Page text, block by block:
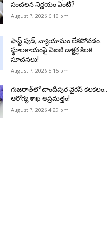
సంచలన నిర్ణయం ఏంటి?
August 7, 2026 6:10 pm
ఫాస్ట్ ఫుడ్, వ్యాయామం లేకపోవడం..
స్థూలకాయంపై ఏఐజీ డాక్టర్ల కీలక
సూచనలు!
August 7, 2026 5:15 pm
గుజరాత్‌లో చాందీపుర వైరస్ కలకలం..
ఆరోగ్య శాఖ అప్రమత్తం!
August 7, 2026 4:29 pm